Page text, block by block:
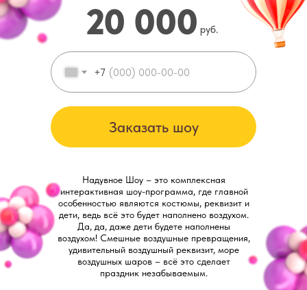
20 000 руб.
+7
Заказать шоу
Надувное Шоу – это комплексная
интерактивная шоу-программа, где главной
особенностью являются костюмы, реквизит и
дети, ведь всё это будет наполнено воздухом.
Да, да, даже дети будете наполнены
воздухом! Смешные воздушные превращения,
удивительный воздушный реквизит, море
воздушных шаров – всё это сделает
праздник незабываемым.